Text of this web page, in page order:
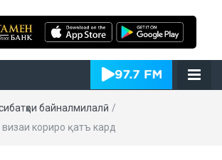
ИмрӯзNews
байналмилалӣ /
кориро қатъ кард